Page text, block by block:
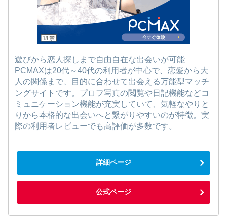
遊びから恋人探しまで自由自在な出会いが可能
PCMAXは20代～40代の利用者が中心で、恋愛から大
人の関係まで、目的に合わせて出会える万能型マッチ
ングサイトです。プロフ写真の閲覧や日記機能などコ
ミュニケーション機能が充実していて、気軽なやりと
りから本格的な出会いへと繋がりやすいのが特徴。実
際の利用者レビューでも高評価が多数です。
詳細ページ
公式ページ